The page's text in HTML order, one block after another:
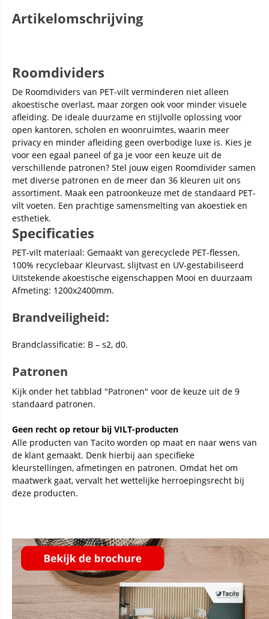
Artikelomschrijving
Roomdividers
De Roomdividers van PET-vilt verminderen niet alleen
akoestische overlast, maar zorgen ook voor minder visuele
afleiding. De ideale duurzame en stijlvolle oplossing voor
open kantoren, scholen en woonruimtes, waarin meer
privacy en minder afleiding geen overbodige luxe is. Kies je
voor een egaal paneel of ga je voor een keuze uit de
verschillende patronen? Stel jouw eigen Roomdivider samen
met diverse patronen en de meer dan 36 kleuren uit ons
assortiment. Maak een patroonkeuze met de standaard PET-
vilt voeten. Een prachtige samensmelting van akoestiek en
esthetiek.
Specificaties
PET-vilt materiaal: Gemaakt van gerecyclede PET-flessen,
100% recyclebaar Kleurvast, slijtvast en UV-gestabiliseerd
Uitstekende akoestische eigenschappen Mooi en duurzaam
Afmeting: 1200x2400mm.
Brandveiligheid:
Brandclassificatie: B – s2, d0.
Patronen
Kijk onder het tabblad "Patronen" voor de keuze uit de 9
standaard patronen.
Geen recht op retour bij VILT-producten
Alle producten van Tacito worden op maat en naar wens van
de klant gemaakt. Denk hierbij aan specifieke
kleurstellingen, afmetingen en patronen. Omdat het om
maatwerk gaat, vervalt het wettelijke herroepingsrecht bij
deze producten.